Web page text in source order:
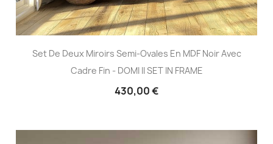
Set De Deux Miroirs Semi-Ovales En MDF Noir Avec
Cadre Fin - DOMI II SET IN FRAME
430,00 €